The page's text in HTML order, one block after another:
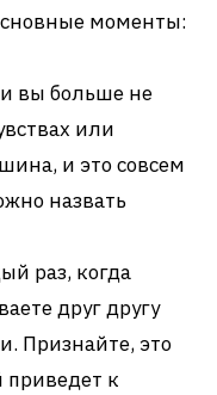
моменты:
вы больше не
или
и это совсем
назвать
раз, когда
друг другу
Признайте, это
приведет к